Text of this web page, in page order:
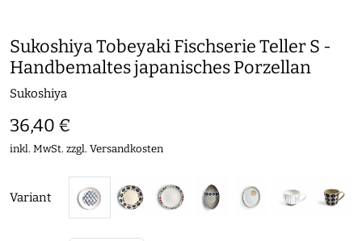
Sukoshiya Tobeyaki Fischserie Teller S -
Handbemaltes japanisches Porzellan
Sukoshiya
36,40 €
inkl. MwSt. zzgl. Versandkosten
Variant